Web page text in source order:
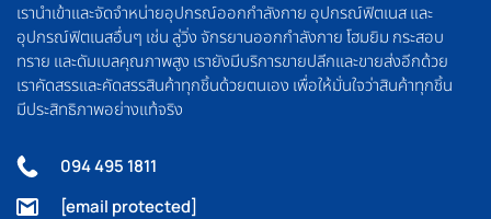
เรานำเข้าและจัดจำหน่ายอุปกรณ์ออกกำลังกาย อุปกรณ์ฟิตเนส และ
อุปกรณ์ฟิตเนสอื่นๆ เช่น ลู่วิ่ง จักรยานออกกำลังกาย โฮมยิม กระสอบ
ทราย และดัมเบลคุณภาพสูง เรายังมีบริการขายปลีกและขายส่งอีกด้วย
เราคัดสรรและคัดสรรสินค้าทุกชิ้นด้วยตนเอง เพื่อให้มั่นใจว่าสินค้าทุกชิ้น
มีประสิทธิภาพอย่างแท้จริง
094 495 1811
[email protected]